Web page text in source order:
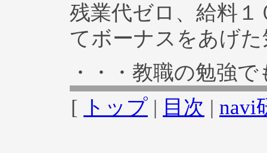
残業代ゼロ、給料
てボーナスをあげ
・・・教職の勉強
[
トップ | 目次 | navi